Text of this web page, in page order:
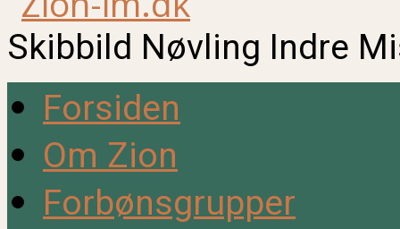
Skibbild Nøvling Indre
Forsiden
Om Zion
Forbønsgrupper